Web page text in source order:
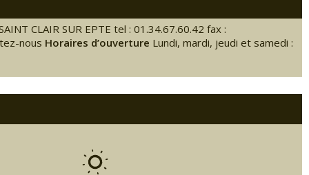
CLAIR SUR EPTE tel : 01.34.67.60.42 fax :
nous Horaires d’ouverture Lundi, mardi, jeudi et samedi :